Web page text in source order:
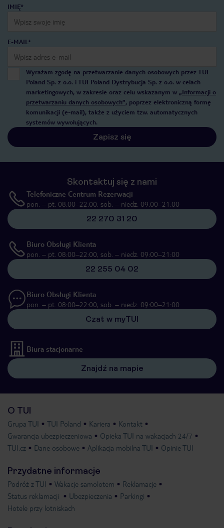
IMIĘ*
E-MAIL*
Wyrażam zgodę na przetwarzanie danych osobowych przez TUI
Poland Sp. z o.o. i TUI Poland Dystrybucja Sp. z o.o. w celach
marketingowych, w zakresie oraz celu wskazanym w „Informacji o
przetwarzaniu danych osobowych”, poprzez elektroniczną formę
komunikacji (e-mail), także z użyciem tzw. automatycznych
systemów wywołujących.
Zapisz się
Skontaktuj się z nami
Telefoniczne Centrum Rezerwacji
pon. – pt. 08:00–22:00, sob. – niedz. 09:00–21:00
22 270 31 20
Biuro Obsługi Klienta
pon. – pt. 08:00–22:00, sob. – niedz. 09:00–21:00
22 255 04 02
Biuro Obsługi Klienta
pon. – pt. 08:00–22:00, sob. – niedz. 09:00–21:00
Czat w myTUI
Biura stacjonarne
Znajdź na mapie
O TUI
Grupa TUI TUI Poland Kariera
Kontakt
Gwarancja ubezpieczeniowa
Opieka TUI na wakacjach 24/7
TUI.cz
Dane osobowe Aplikacja mobilna TUI Opinie TUI
Przydatne informacje
Podróż z TUI Wakacje samolotem
Reklamacje
Status reklamacji
Ubezpieczenia
Parkingi
Hotele przy lotniskach